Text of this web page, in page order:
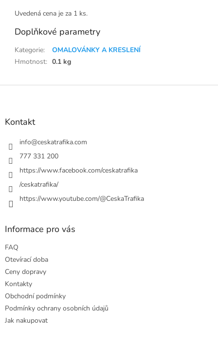
Uvedená cena je za 1 ks.
Doplňkové parametry
Kategorie:
OMALOVÁNKY A KRESLENÍ
Hmotnost: 0.1 kg
Z
Kontakt
info@ceskatrafika.com
777 331 200
https://www.facebook.com/ceskatrafika
/ceskatrafika/
https://www.youtube.com/@CeskaTrafika
Informace pro vás
FAQ
Otevírací doba
Ceny dopravy
Kontakty
Obchodní podmínky
Podmínky ochrany osobních údajů
Jak nakupovat